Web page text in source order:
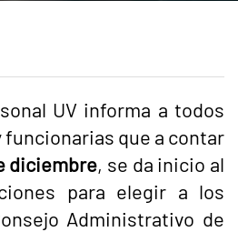
UV informa a todos
que a contar
diciembre, se da inicio al
para elegir a los
Administrativo de